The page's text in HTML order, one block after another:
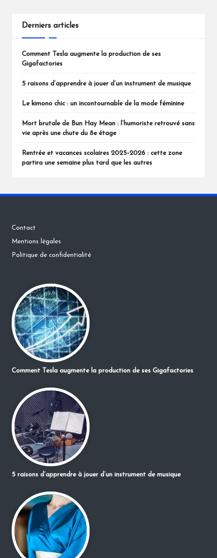
Derniers articles
Comment Tesla augmente la production de ses
Gigafactories
5 raisons d’apprendre à jouer d’un instrument de musique
Le kimono chic : un incontournable de la mode féminine
Mort brutale de Bun Hay Mean : l’humoriste retrouvé sans
vie après une chute du 8e étage
Rentrée et vacances scolaires 2025-2026 : cette zone
partira une semaine plus tard que les autres
Contact
Mentions légales
Politique de confidentialité
Comment Tesla augmente la production de ses Gigafactories
5 raisons d’apprendre à jouer d’un instrument de musique